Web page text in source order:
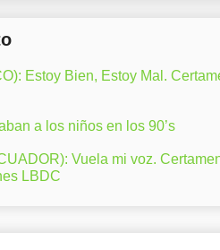
Estoy Bien, Estoy Mal.
a los niños en los 90’s
Vuela mi voz.
LBDC